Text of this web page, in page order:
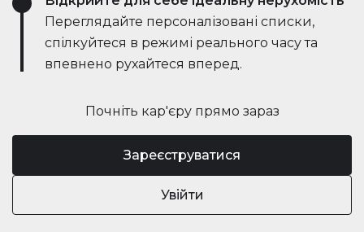
Почніть кар'єру прямо зараз
Зареєструватися
Увійти
Переглядайте персоналізовані списки,
спілкуйтеся в режимі реального часу та
впевнено рухайтеся вперед.